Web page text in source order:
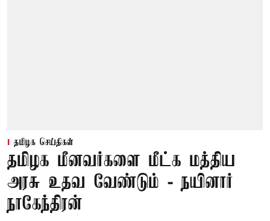
தமிழக செய்திகள்
தமிழக மீனவர்களை மீட்க மத்திய
அரசு உதவ வேண்டும் - நயினார்
நாகேந்திரன்